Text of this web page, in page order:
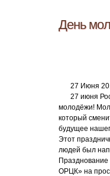
День
27 Июня
27 июня
молодёжи!
который
будущее
Этот
людей был
Празднование
ОРЦК» на